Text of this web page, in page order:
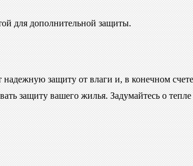
для дополнительной защиты.
защиту от влаги и, в конечном
защиту вашего жилья. Задумайтесь о